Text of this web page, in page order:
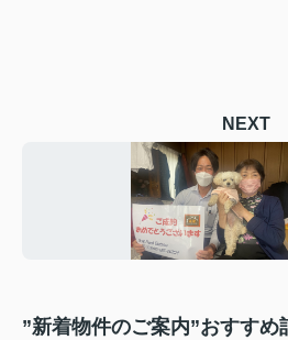
NEXT
”新着物件のご案内”おすすめ